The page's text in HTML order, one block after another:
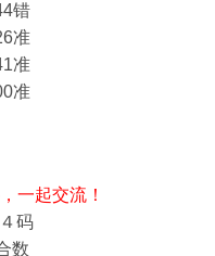
错
准
准
准
一起交流！
码
数